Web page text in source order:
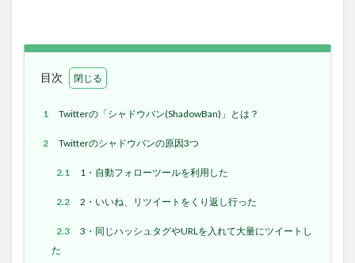
目次
1 Twitterの「シャドウバン(ShadowBan)」とは？
2 Twitterのシャドウバンの原因3つ
2.1 1・自動フォローツールを利用した
2.2 2・いいね、リツイートをくり返し行った
2.3
3・同じハッシュタグやURLを入れて大量にツイートし
た